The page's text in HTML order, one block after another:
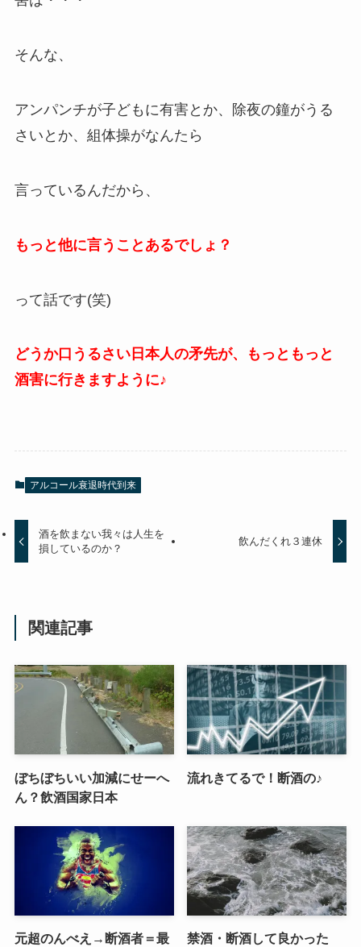
そんな、
アンパンチが子どもに有害とか、除夜の鐘がうる
さいとか、組体操がなんたら
言っているんだから、
もっと他に言うことあるでしょ？
って話です(笑)
どうか口うるさい日本人の矛先が、もっともっと
酒害に行きますように♪
アルコール衰退時代到来
酒を飲まない我々は人生を
損しているのか？
飲んだくれ３連休
関連記事
ぼちぼちいい加減にせーへ
ん？飲酒国家日本
流れきてるで！断酒の♪
元超のんべえ→断酒者＝最
禁酒・断酒して良かった